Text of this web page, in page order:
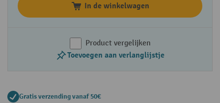
In de winkelwagen
Product vergelijken
Toevoegen aan verlanglijstje
Gratis verzending vanaf 50€